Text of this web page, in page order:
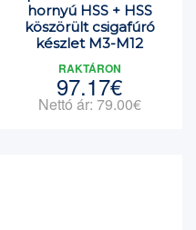
hornyú HSS + HSS
köszörült csigafúró
készlet M3-M12
RAKTÁRON
97.17€
Nettó ár: 79.00€